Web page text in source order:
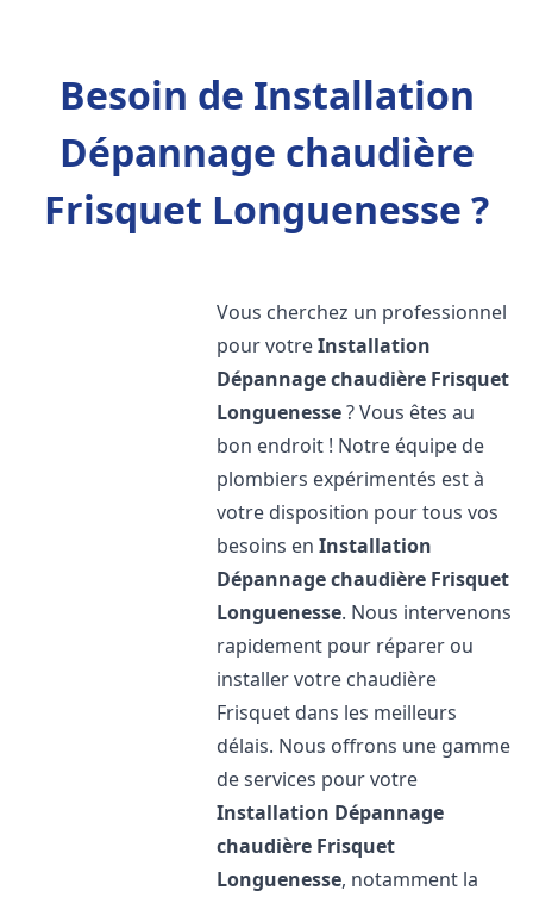
Besoin de Installation
Dépannage chaudière
Frisquet Longuenesse ?
Vous cherchez un professionnel
pour votreInstallation
Dépannage chaudière Frisquet
Longuenesse? Vous êtes au
bon endroit ! Notre équipe de
plombiers expérimentés est à
votre disposition pour tous vos
besoins enInstallation
Dépannage chaudière Frisquet
Longuenesse. Nous intervenons
rapidement pour réparer ou
installer votre chaudière
Frisquet dans les meilleurs
délais. Nous offrons une gamme
de services pour votre
Installation Dépannage
chaudière Frisquet
Longuenesse, notamment la